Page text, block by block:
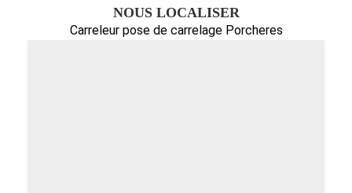
NOUS LOCALISER
Carreleur pose de carrelage Porcheres